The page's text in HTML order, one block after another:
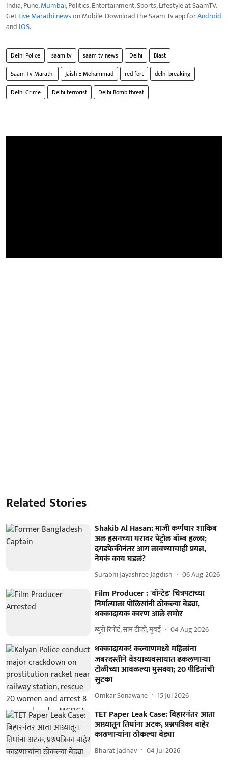
India, Pune,Mumbai, Politics, Entertainment, Sports, Lifestyle at SaamTV.
GetLive Marathi newson Mobile. Download the Saam Tv app forAndroid
and IOS.
Delhi Police saam tv saam tv news Delhi
Blast
Saam Tv Marathi
Jaish E Mohammad red fort
delhi breaking
Delhi Crime
Delhi terrorist Delhi Bomb threat
Related Stories
Shakib Al Hasan: माजी कर्णधार शाकिब
अल हसनच्या घरावर पेट्रोल बॉम्ब हल्ला;
दगडफेकीनंतर आग लावण्याचाही प्रयत्न,
नेमकं काय घडलं?
Surabhi Jayashree Jagdish 06 Aug 2026
Film Producer : 'वॉन्टेड' चित्रपटाच्या
निर्मात्याला पोलिसांनी ठोकल्या बेड्या,
धक्कादायक कारण आले समोर
ब्युरो रिपोर्ट, साम टीव्ही, मुंबई 04 Aug 2026
धक्कादायक! कल्याणमध्ये महिलांना
जबरदस्तीने वेश्याव्यवसायात ढकलणाऱ्या
टोळीच्या आवळल्या मुसक्या; 20 पीडितांची
सुटका
Omkar Sonawane 15 Jul 2026
TET Paper Leak Case: बिहारनंतर आता
आग्र्यातून तिघांना अटक, प्रश्नपत्रिका बाहेर
काढणाऱ्यांना ठोकल्या बेड्या
Bharat Jadhav 04 Jul 2026